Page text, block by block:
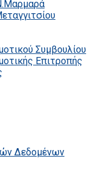
Συμβουλίου
Επιτροπής
Δεδομένων